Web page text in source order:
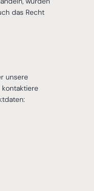
das Recht
unsere
kontaktiere